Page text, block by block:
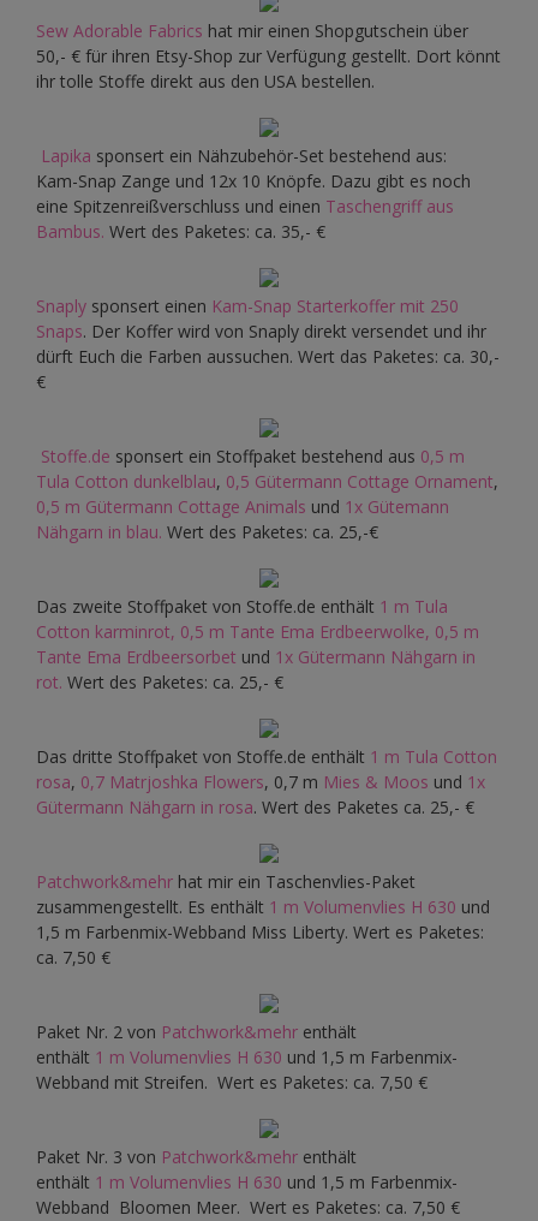
Sew Adorable Fabrics hat mir einen Shopgutschein über
50,- € für ihren Etsy-Shop zur Verfügung gestellt. Dort könnt
ihr tolle Stoffe direkt aus den USA bestellen.
Lapika sponsert ein Nähzubehör-Set bestehend aus:
Kam-Snap Zange und 12x 10 Knöpfe. Dazu gibt es noch
eine Spitzenreißverschluss und einen Taschengriff aus
Bambus. Wert des Paketes: ca. 35,- €
Snaply sponsert einen Kam-Snap Starterkoffer mit 250
Snaps. Der Koffer wird von Snaply direkt versendet und ihr
dürft Euch die Farben aussuchen. Wert das Paketes: ca. 30,-
€
Stoffe.de sponsert ein Stoffpaket bestehend aus 0,5 m
Tula Cotton dunkelblau, 0,5 Gütermann Cottage Ornament,
0,5 m Gütermann Cottage Animals und 1x Gütemann
Nähgarn in blau. Wert des Paketes: ca. 25,-€
Das zweite Stoffpaket von Stoffe.de enthält 1 m Tula
Cotton karminrot, 0,5 m Tante Ema Erdbeerwolke, 0,5 m
Tante Ema Erdbeersorbet und 1x Gütermann Nähgarn in
rot. Wert des Paketes: ca. 25,- €
Das dritte Stoffpaket von Stoffe.de enthält 1 m Tula Cotton
rosa, 0,7 Matrjoshka Flowers, 0,7 m Mies & Moos und 1x
Gütermann Nähgarn in rosa. Wert des Paketes ca. 25,- €
Patchwork&mehr hat mir ein Taschenvlies-Paket
zusammengestellt. Es enthält 1 m Volumenvlies H 630 und
1,5 m Farbenmix-Webband Miss Liberty. Wert es Paketes:
ca. 7,50 €
Paket Nr. 2 von Patchwork&mehr enthält
enthält 1 m Volumenvlies H 630 und 1,5 m Farbenmix-
Webband mit Streifen. Wert es Paketes: ca. 7,50 €
Paket Nr. 3 von Patchwork&mehr enthält
enthält 1 m Volumenvlies H 630 und 1,5 m Farbenmix-
Webband Bloomen Meer. Wert es Paketes: ca. 7,50 €